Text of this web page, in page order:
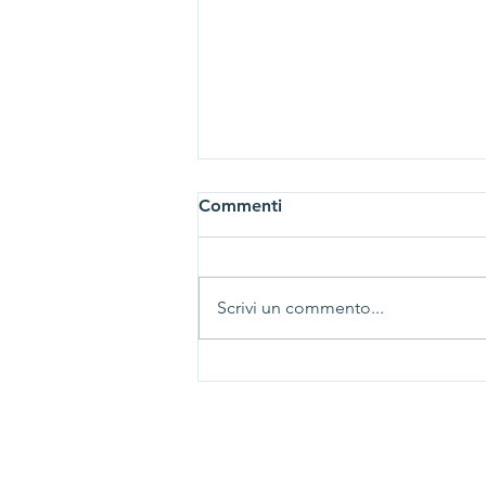
Commenti
Scrivi un commento...